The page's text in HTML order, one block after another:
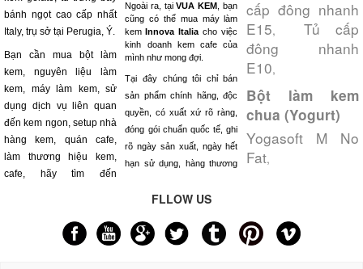
bánh ngọt cao cấp nhất
Italy, trụ sở tại Perugia, Ý.
Bạn cần mua bột làm
kem, nguyên liệu làm
kem, máy làm kem, sử
dụng dịch vụ liên quan
đến kem ngon, setup nhà
hàng kem, quán cafe,
làm thương hiệu kem,
cafe, hãy tìm đến
Ngoài ra, tạiVUA KEM
, bạn
cũng có thể mua máy làm
kem Innova Italia cho việc
kinh doanh kem cafe của
mình như mong đợi.
Tại đây chúng tôi chỉ bán
sản phẩm chính hãng, độc
quyền, có xuất xứ rõ ràng,
đóng gói chuẩn quốc tế, ghi
rõ ngày sản xuất, ngày hết
hạn sử dụng, hàng thương
cấp đông nhanh
E15, Tủ cấp
đông nhanh
E10,
Bột làm kem
chua (Yogurt)
Yogasoft M No
Fat,
FLLOW US